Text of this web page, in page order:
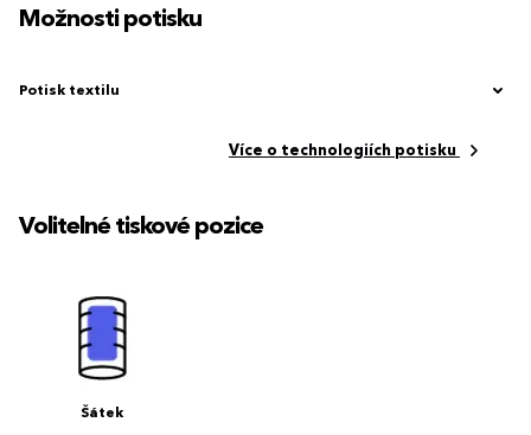
Možnosti potisku
Potisk textilu
Více o technologiích potisku
Volitelné tiskové pozice
Šátek